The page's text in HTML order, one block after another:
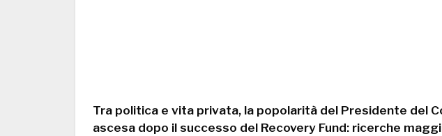
Tra politica e vita privata, la popolarità del Presidente del
ascesa dopo il successo del Recovery Fund: ricerche